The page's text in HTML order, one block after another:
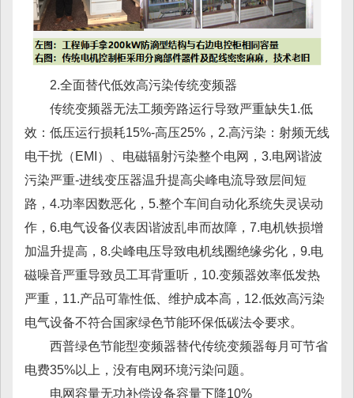
2.全面替代低效高污染传统变频器
传统变频器无法工频旁路运行导致严重缺失1.低
效：低压运行损耗15%-高压25%，2.高污染：射频无线
电干扰（EMI）、电磁辐射污染整个电网，3.电网谐波
污染严重-进线变压器温升提高尖峰电流导致层间短
路，4.功率因数恶化，5.整个车间自动化系统失灵误动
作，6.电气设备仪表因谐波乱串而故障，7.电机铁损增
加温升提高，8.尖峰电压导致电机线圈绝缘劣化，9.电
磁噪音严重导致员工耳背重听，10.变频器效率低发热
严重，11.产品可靠性低、维护成本高，12.低效高污染
电气设备不符合国家绿色节能环保低碳法令要求。
西普绿色节能型变频器替代传统变频器每月可节省
电费35%以上，没有电网环境污染问题。
电网容量无功补偿设备容量下降10%